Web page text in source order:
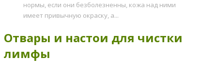
нормы, если они безболезненны, кожа над ними
имеет привычную окраску, а...
Отвары и настои для чистки
лимфы